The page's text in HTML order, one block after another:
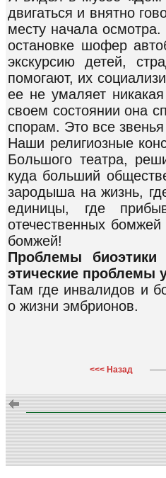
двигаться и внятно
месту начала
остановке шофер
экскурсию детей,
помогают, их
ее не умаляет
своем состоянии она
спорам. Это все
Наши религиозные
Большого театра,
куда больший
зародыша на жизнь,
единицы, где
отечественных
бомжей!
Проблемы
этические проблемы
Там где инвалидов и
о жизни эмбрионов.
<<< Назад